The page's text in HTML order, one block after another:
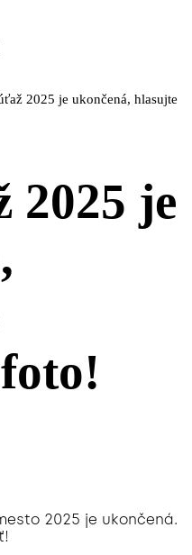
2025 je ukončená, hlasujte
2025 je
2025 je ukončená.